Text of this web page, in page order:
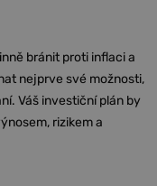
bránit proti inflaci a
nejprve své možnosti,
Váš investiční plán by
rizikem a